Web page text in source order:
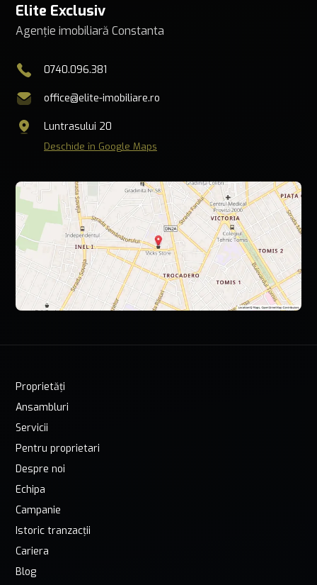
Elite Exclusiv
Agenție imobiliară Constanta
0740.096.381
office@elite-imobiliare.ro
Luntrasului 20
Deschide în Google Maps
Proprietăți
Ansambluri
Servicii
Pentru proprietari
Despre noi
Echipa
Campanie
Istoric tranzacții
Cariera
Blog